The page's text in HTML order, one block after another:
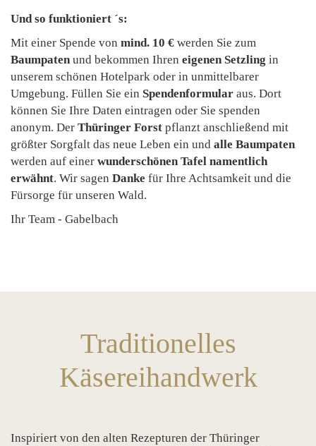
Und so funktioniert ´s:
Mit einer Spende von mind. 10 € werden Sie zum
Baumpatenund bekommen Ihren eigenen Setzling in
unserem schönen Hotelpark oder in unmittelbarer
Umgebung. Füllen Sie ein Spendenformular aus. Dort
können Sie Ihre Daten eintragen oder Sie spenden
anonym. Der Thüringer Forst pflanzt anschließend mit
größter Sorgfalt das neue Leben ein und alle Baumpaten
werden auf einer wunderschönen Tafel namentlich
erwähnt. Wir sagen Danke für Ihre Achtsamkeit und die
Fürsorge für unseren Wald.
Ihr Team - Gabelbach
Traditionelles
Käsereihandwerk
Inspiriert von den alten Rezepturen der Thüringer